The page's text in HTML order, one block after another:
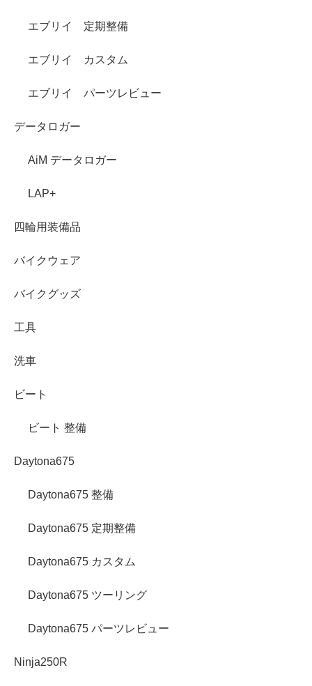
エブリイ 定期整備
エブリイ カスタム
エブリイ パーツレビュー
データロガー
AiM データロガー
LAP+
四輪用装備品
バイクウェア
バイクグッズ
工具
洗車
ビート
ビート 整備
Daytona675
Daytona675 整備
Daytona675 定期整備
Daytona675 カスタム
Daytona675 ツーリング
Daytona675 パーツレビュー
Ninja250R